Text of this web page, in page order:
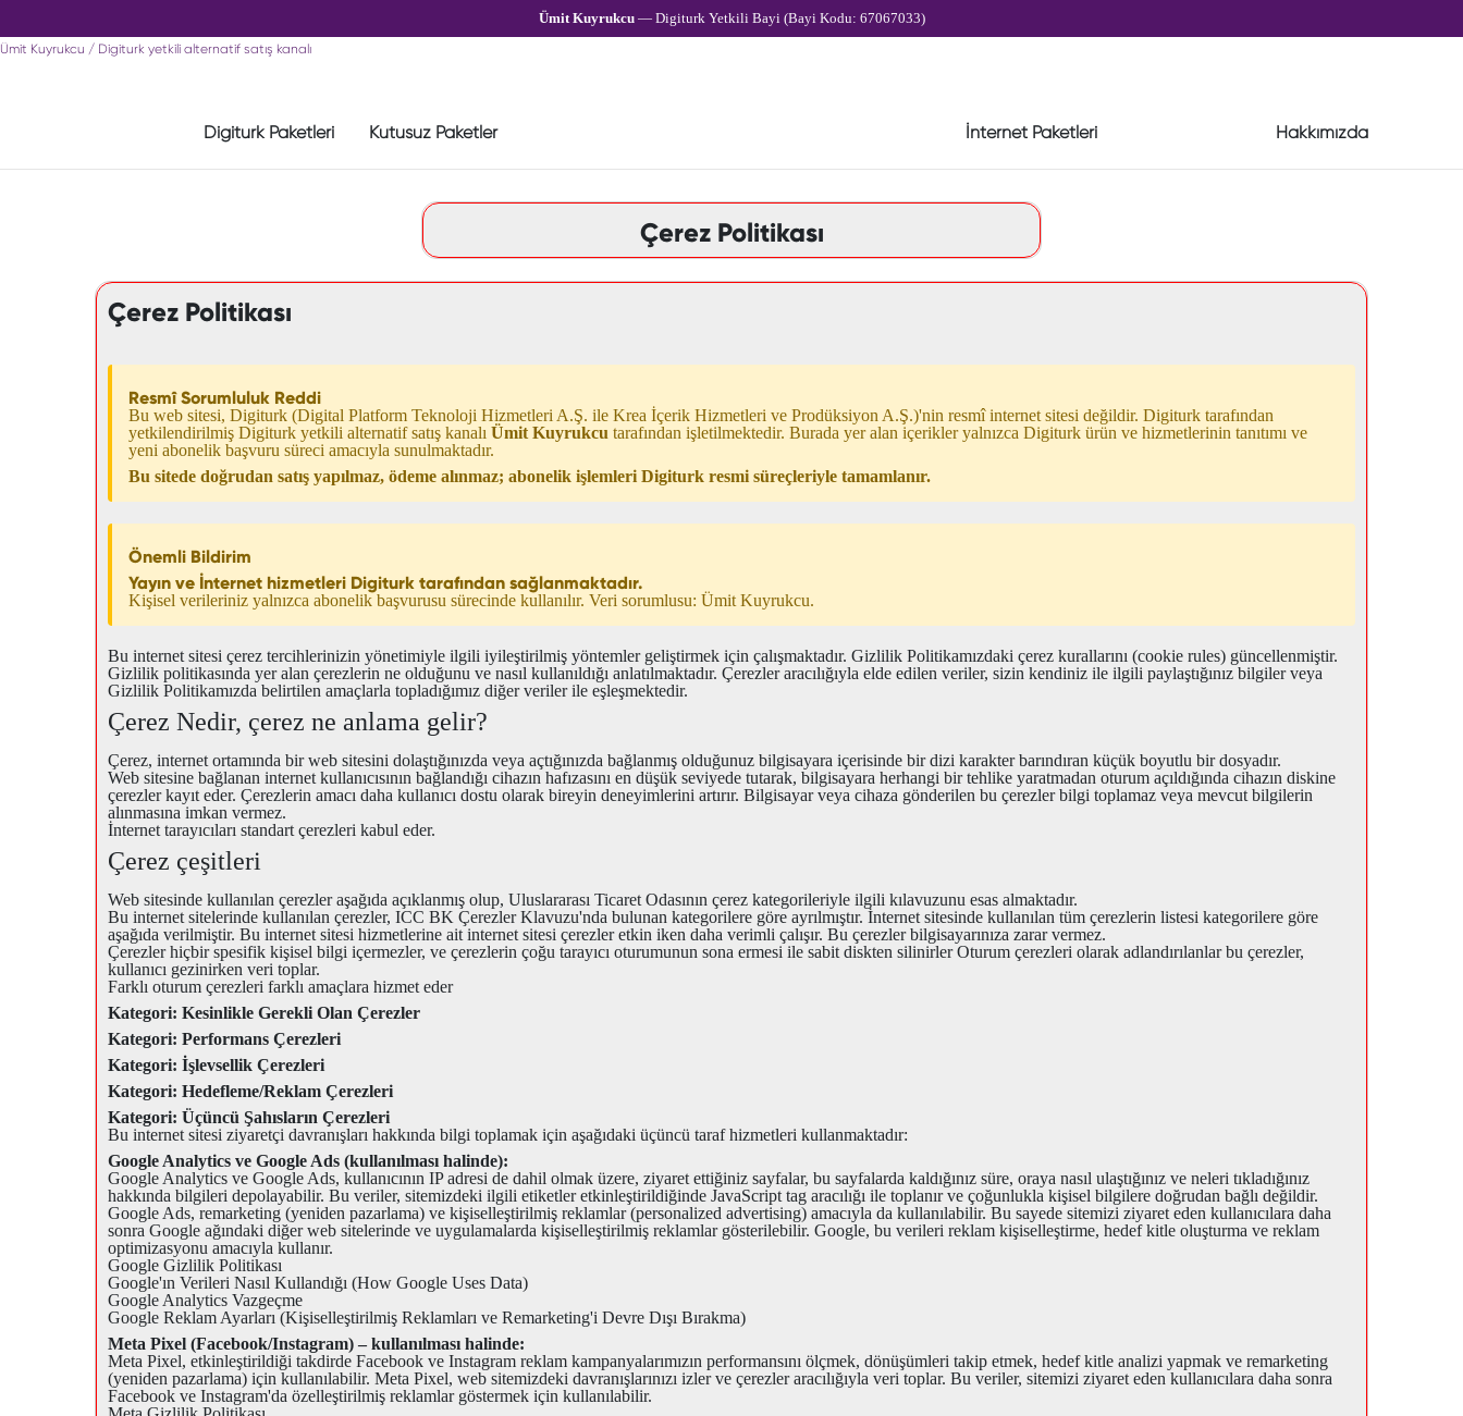
Ümit Kuyrukcu— Digiturk Yetkili Bayi (Bayi Kodu: 67067033)
Ümit Kuyrukcu / Digiturk yetkili alternatif satış kanalı
Digiturk Paketleri Kutusuz Paketler İnternet Paketleri Hakkımızda
Çerez Politikası
Çerez Politikası
Resmî Sorumluluk Reddi
Bu web sitesi, Digiturk (Digital Platform Teknoloji Hizmetleri A.Ş. ile Krea İçerik Hizmetleri ve Prodüksiyon A.Ş.)'nin resmî internet sitesi değildir. Digiturk tarafından
yetkilendirilmiş Digiturk yetkili alternatif satış kanalı Ümit Kuyrukcu tarafından işletilmektedir. Burada yer alan içerikler yalnızca Digiturk ürün ve hizmetlerinin tanıtımı ve
yeni abonelik başvuru süreci amacıyla sunulmaktadır.
Bu sitede doğrudan satış yapılmaz, ödeme alınmaz; abonelik işlemleri Digiturk resmi süreçleriyle tamamlanır.
Önemli Bildirim
Yayın ve İnternet hizmetleri Digiturk tarafından sağlanmaktadır.
Kişisel verileriniz yalnızca abonelik başvurusu sürecinde kullanılır. Veri sorumlusu: Ümit Kuyrukcu.
Bu internet sitesi çerez tercihlerinizin yönetimiyle ilgili iyileştirilmiş yöntemler geliştirmek için çalışmaktadır. Gizlilik Politikamızdaki çerez kurallarını (cookie rules) güncellenmiştir.
Gizlilik politikasında yer alan çerezlerin ne olduğunu ve nasıl kullanıldığı anlatılmaktadır. Çerezler aracılığıyla elde edilen veriler, sizin kendiniz ile ilgili paylaştığınız bilgiler veya
Gizlilik Politikamızda belirtilen amaçlarla topladığımız diğer veriler ile eşleşmektedir.
Çerez Nedir, çerez ne anlama gelir?
Çerez, internet ortamında bir web sitesini dolaştığınızda veya açtığınızda bağlanmış olduğunuz bilgisayara içerisinde bir dizi karakter barındıran küçük boyutlu bir dosyadır.
Web sitesine bağlanan internet kullanıcısının bağlandığı cihazın hafızasını en düşük seviyede tutarak, bilgisayara herhangi bir tehlike yaratmadan oturum açıldığında cihazın diskine
çerezler kayıt eder. Çerezlerin amacı daha kullanıcı dostu olarak bireyin deneyimlerini artırır. Bilgisayar veya cihaza gönderilen bu çerezler bilgi toplamaz veya mevcut bilgilerin
alınmasına imkan vermez.
İnternet tarayıcıları standart çerezleri kabul eder.
Çerez çeşitleri
Web sitesinde kullanılan çerezler aşağıda açıklanmış olup, Uluslararası Ticaret Odasının çerez kategorileriyle ilgili kılavuzunu esas almaktadır.
Bu internet sitelerinde kullanılan çerezler, ICC BK Çerezler Klavuzu'nda bulunan kategorilere göre ayrılmıştır. İnternet sitesinde kullanılan tüm çerezlerin listesi kategorilere göre
aşağıda verilmiştir. Bu internet sitesi hizmetlerine ait internet sitesi çerezler etkin iken daha verimli çalışır. Bu çerezler bilgisayarınıza zarar vermez.
Çerezler hiçbir spesifik kişisel bilgi içermezler, ve çerezlerin çoğu tarayıcı oturumunun sona ermesi ile sabit diskten silinirler Oturum çerezleri olarak adlandırılanlar bu çerezler,
kullanıcı gezinirken veri toplar.
Farklı oturum çerezleri farklı amaçlara hizmet eder
Kategori: Kesinlikle Gerekli Olan Çerezler
Kategori: Performans Çerezleri
Kategori: İşlevsellik Çerezleri
Kategori: Hedefleme/Reklam Çerezleri
Kategori: Üçüncü Şahısların Çerezleri
Bu internet sitesi ziyaretçi davranışları hakkında bilgi toplamak için aşağıdaki üçüncü taraf hizmetleri kullanmaktadır:
Google Analytics ve Google Ads (kullanılması halinde):
Google Analytics ve Google Ads, kullanıcının IP adresi de dahil olmak üzere, ziyaret ettiğiniz sayfalar, bu sayfalarda kaldığınız süre, oraya nasıl ulaştığınız ve neleri tıkladığınız
hakkında bilgileri depolayabilir. Bu veriler, sitemizdeki ilgili etiketler etkinleştirildiğinde JavaScript tag aracılığı ile toplanır ve çoğunlukla kişisel bilgilere doğrudan bağlı değildir.
Google Ads, remarketing (yeniden pazarlama) ve kişiselleştirilmiş reklamlar (personalized advertising) amacıyla da kullanılabilir. Bu sayede sitemizi ziyaret eden kullanıcılara daha
sonra Google ağındaki diğer web sitelerinde ve uygulamalarda kişiselleştirilmiş reklamlar gösterilebilir. Google, bu verileri reklam kişiselleştirme, hedef kitle oluşturma ve reklam
optimizasyonu amacıyla kullanır.
Google Gizlilik Politikası
Google'ın Verileri Nasıl Kullandığı (How Google Uses Data)
Google Analytics Vazgeçme
Google Reklam Ayarları (Kişiselleştirilmiş Reklamları ve Remarketing'i Devre Dışı Bırakma)
Meta Pixel (Facebook/Instagram) – kullanılması halinde:
Meta Pixel, etkinleştirildiği takdirde Facebook ve Instagram reklam kampanyalarımızın performansını ölçmek, dönüşümleri takip etmek, hedef kitle analizi yapmak ve remarketing
(yeniden pazarlama) için kullanılabilir. Meta Pixel, web sitemizdeki davranışlarınızı izler ve çerezler aracılığıyla veri toplar. Bu veriler, sitemizi ziyaret eden kullanıcılara daha sonra
Facebook ve Instagram'da özelleştirilmiş reklamlar göstermek için kullanılabilir.